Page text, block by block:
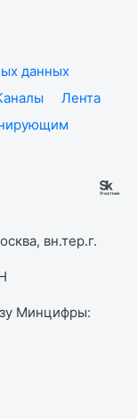
данных
Лента
вн.тер.г.
Минцифры: